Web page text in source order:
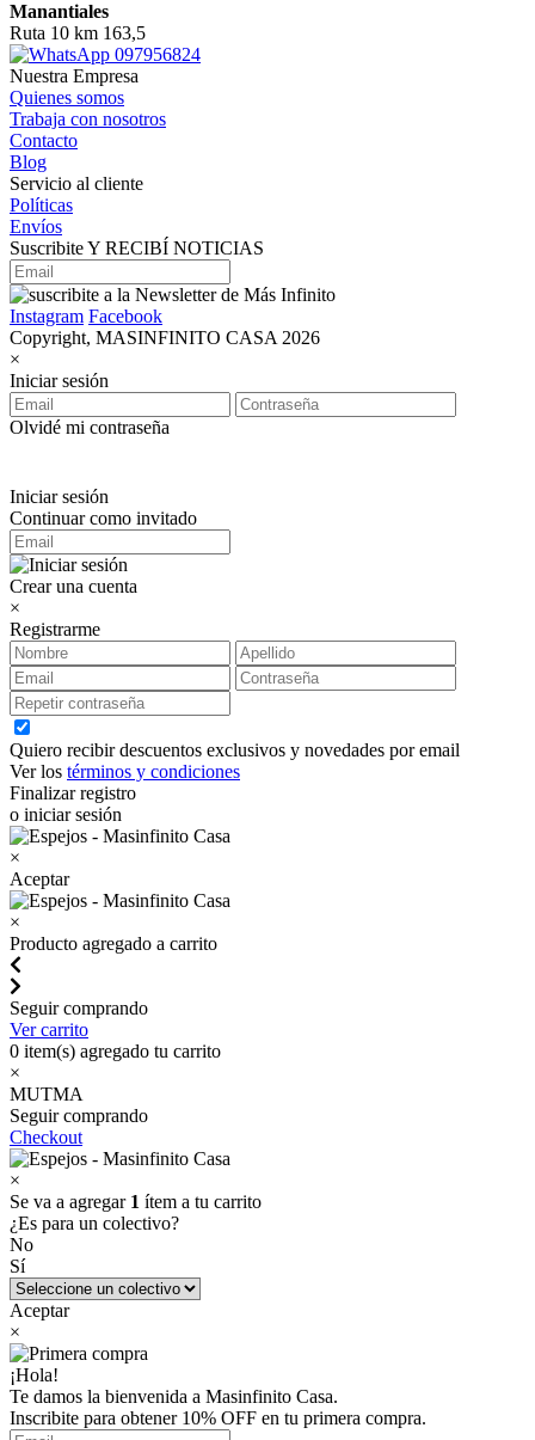
Manantiales
Ruta 10 km 163,5
097956824
Nuestra Empresa
Quienes somos
Trabaja con nosotros
Contacto
Blog
Servicio al cliente
Políticas
Envíos
Suscribite Y RECIBÍ NOTICIAS
Instagram Facebook
Copyright, MASINFINITO CASA 2026
×
Iniciar sesión
Olvidé mi contraseña
Iniciar sesión
Continuar como invitado
Crear una cuenta
×
Registrarme
Quiero recibir descuentos exclusivos y novedades por email
Ver los términos y condiciones
Finalizar registro
o iniciar sesión
×
Aceptar
×
Producto agregado a carrito
Seguir comprando
Ver carrito
0 item(s) agregado tu carrito
×
MUTMA
Seguir comprando
Checkout
×
Se va a agregar 1 ítem a tu carrito
¿Es para un colectivo?
No
Sí
Aceptar
×
¡Hola!
Te damos la bienvenida a Masinfinito Casa.
Inscribite para obtener 10% OFF en tu primera compra.